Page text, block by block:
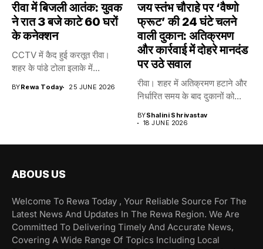
रीवा में बिजली आतंक: युवक
ने रात 3 बजे काटे 60 घरों
के कनेक्शन
CCTV में कैद हुई करतूत रीवा।
शहर के पांडे टोला इलाके में...
BYRewa Today 25 JUNE 2026
जय स्तंभ चौराहे पर ‘वैष्णो
फ्रूट’ की 24 घंटे चलने
वाली दुकान: अतिक्रमण
और कार्रवाई में दोहरे मानदंड
पर उठे सवाल
रीवा। शहर में अतिक्रमण हटाने और
निर्धारित समय के बाद दुकानों को...
BYShalini Shrivastav
18 JUNE 2026
ABOUS US
Welcome To Rewa Today , Your Reliable Source For The
Latest News And Updates In The Rewa Region. We Are
Committed To Delivering Timely And Accurate News,
Covering A Wide Range Of Topics Including Local